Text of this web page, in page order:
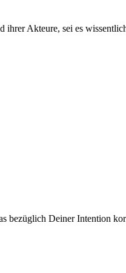
Akteure, sei es
bezüglich Deiner Intention